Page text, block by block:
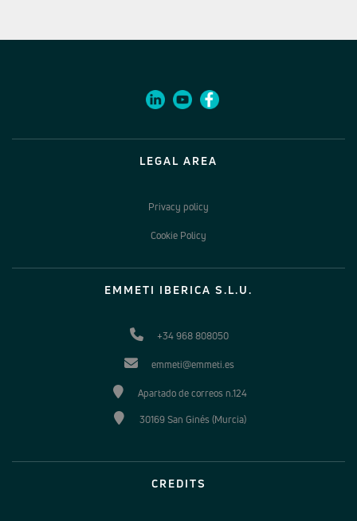
LEGAL AREA
Privacy policy
Cookie Policy
EMMETI IBERICA S.L.U.
+34 968 808050
emmeti@emmeti.es
Apartado de correos n.124
30169 San Ginés (Murcia)
CREDITS